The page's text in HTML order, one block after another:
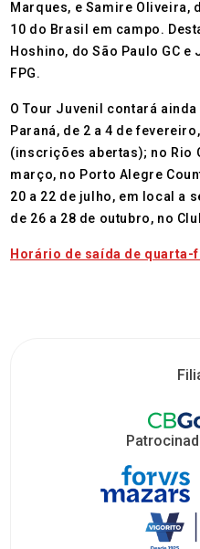
Marques, e Samire Oliveira,
10 do Brasil em campo.
Hoshino, do São Paulo GC
FPG.
O Tour Juvenil contará
Paraná, de 2 a 4 de
(inscrições abertas); no Rio
março, no Porto Alegre
20 a 22 de julho, em local a
de 26 a 28 de outubro, no
Horário de saída de quarta-